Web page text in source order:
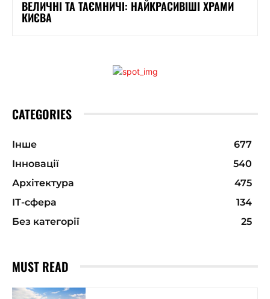
ВЕЛИЧНІ ТА ТАЄМНИЧІ: НАЙКРАСИВІШІ ХРАМИ
КИЄВА
CATEGORIES
Інше
677
Інновації
540
Архітектура
475
ІТ-сфера
134
Без категорії
25
MUST READ